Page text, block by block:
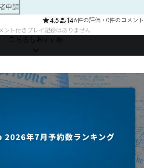
申請
4.5 146件の評価 ・ 0件のコメント
ント付きプレイ記録はありません
こちらもおすすめ